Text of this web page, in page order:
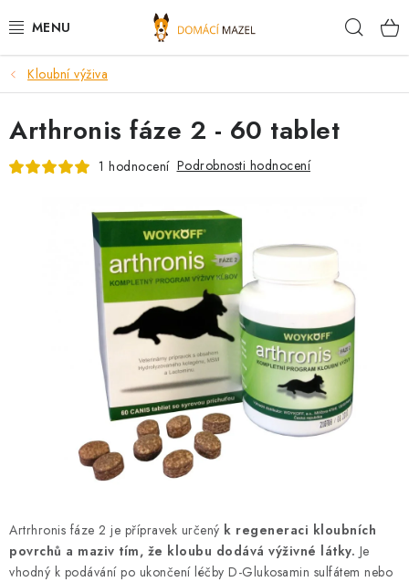
na
DOPORUČUJEME
VÝPRODEJ SKLADU
PSI
PRO CHOVATELE
HODNOCENÍ OBCHODU
Kloubní výživa
Artrhronis fáze 2 je přípravek určený k regeneraci kloubních
povrchů a maziv tím, že kloubu dodává výživné látky. Je
vhodný k podávání po ukončení léčby D-Glukosamin sulfátem nebo
Arthronis fáze 2 - 60 tablet
1 hodnocení Podrobnosti hodnocení